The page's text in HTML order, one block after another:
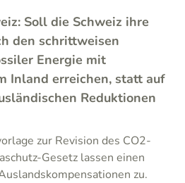
Soll die Schweiz ihre
den schrittweisen
Energie mit
Inland erreichen, statt auf
Reduktionen
zur Revision des CO2-
Gesetz lassen einen
zu.